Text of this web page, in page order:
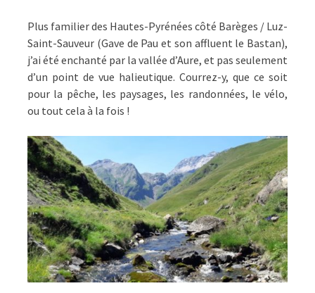
Plus familier des Hautes-Pyrénées côté Barèges / Luz-
Saint-Sauveur (Gave de Pau et son affluent le Bastan),
j’ai été enchanté par la vallée d’Aure, et pas seulement
d’un point de vue halieutique. Courrez-y, que ce soit
pour la pêche, les paysages, les randonnées, le vélo,
ou tout cela à la fois !